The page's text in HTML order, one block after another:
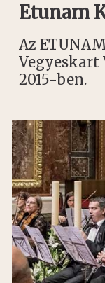
Etunam
Az
2015-ben.